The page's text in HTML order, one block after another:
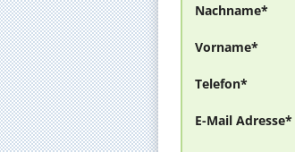
Nachname*
Vorname*
Telefon*
E-Mail Adresse*